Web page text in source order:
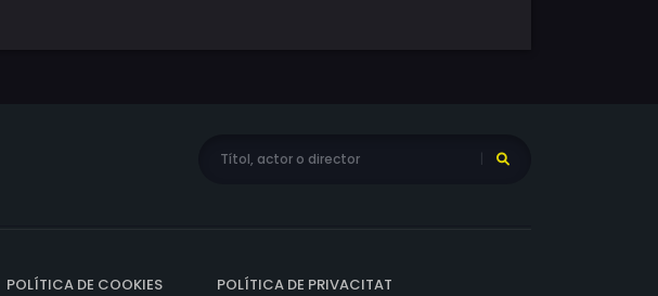
POLÍTICA DE COOKIES POLÍTICA DE PRIVACITAT